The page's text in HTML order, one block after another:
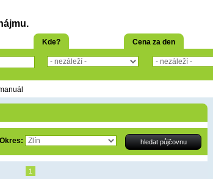
Kde? Cena za den
Okres:
1